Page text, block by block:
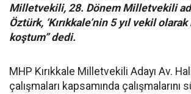
Milletvekili, 28. Dönem Milletvekili
Öztürk, ‘Kırıkkale’nin 5 yıl vekil
koştum” dedi.
MHP Kırıkkale Milletvekili Adayı Av.
çalışmaları kapsamında çalışmalarını